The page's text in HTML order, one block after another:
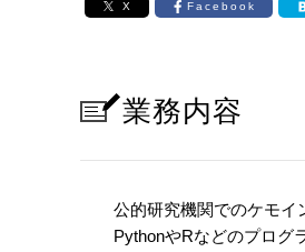
X Facebook
業務内容
公的研究機関でのケモイ
PythonやRなどのプログ